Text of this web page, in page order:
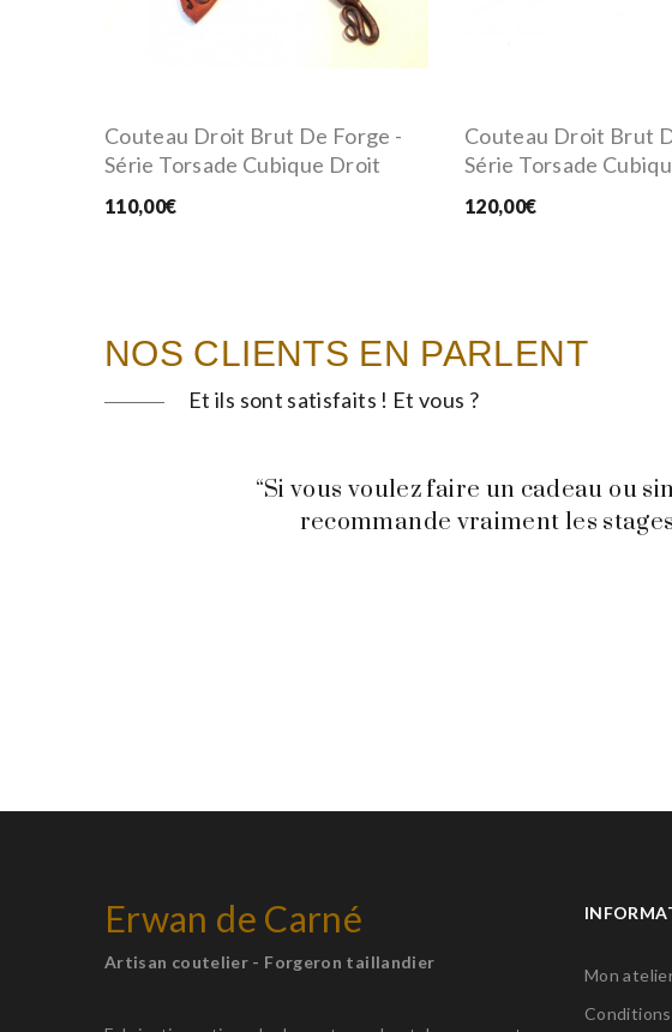
Couteau Droit Brut De Forge -
Série Torsade Cubique Droit
110,00€
Couteau Droit Brut
Série Torsade
120,00€
NOS CLIENTS EN PARLENT
Et ils sont satisfaits ! Et vous ?
“Si vous voulez faire un cadeau ou
recommande vraiment les
Erwan de Carné
Artisan coutelier - Forgeron taillandier
Mon